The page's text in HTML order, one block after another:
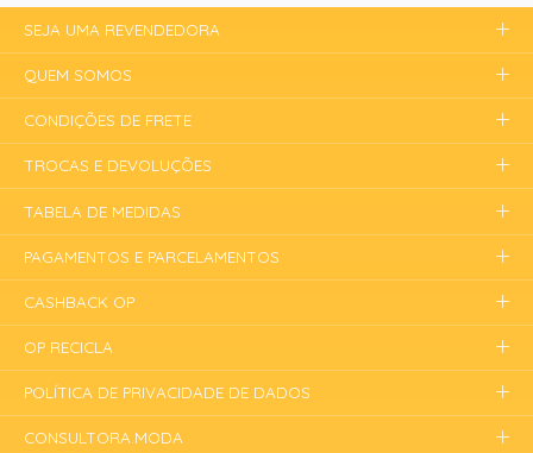
SEJA UMA REVENDEDORA
QUEM SOMOS
CONDIÇÕES DE FRETE
TROCAS E DEVOLUÇÕES
TABELA DE MEDIDAS
PAGAMENTOS E PARCELAMENTOS
CASHBACK OP
OP RECICLA
POLÍTICA DE PRIVACIDADE DE DADOS
CONSULTORA.MODA